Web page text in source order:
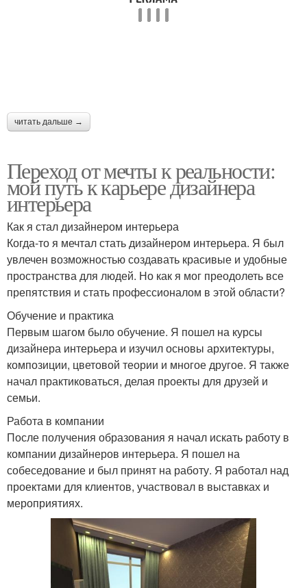
читать дальше →
Переход от мечты к реальности:
мой путь к карьере дизайнера
интерьера
Как я стал дизайнером интерьера
Когда-то я мечтал стать дизайнером интерьера. Я был
увлечен возможностью создавать красивые и удобные
пространства для людей. Но как я мог преодолеть все
препятствия и стать профессионалом в этой области?
Обучение и практика
Первым шагом было обучение. Я пошел на курсы
дизайнера интерьера и изучил основы архитектуры,
композиции, цветовой теории и многое другое. Я также
начал практиковаться, делая проекты для друзей и
семьи.
Работа в компании
После получения образования я начал искать работу в
компании дизайнеров интерьера. Я пошел на
собеседование и был принят на работу. Я работал над
проектами для клиентов, участвовал в выставках и
мероприятиях.